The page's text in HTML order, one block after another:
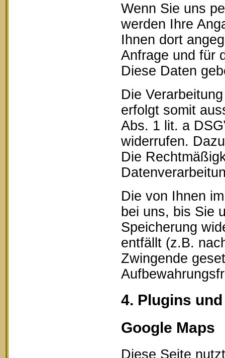
Wenn Sie uns
werden Ihre
Ihnen dort
Anfrage und für
Diese Daten
Die
erfolgt somit
Abs. 1 lit. a
widerrufen.
Die
Die von Ihnen
bei uns, bis Sie
Speicherung
entfällt (z.B.
Zwingende
4. Plugins
Google Maps
Diese Seite